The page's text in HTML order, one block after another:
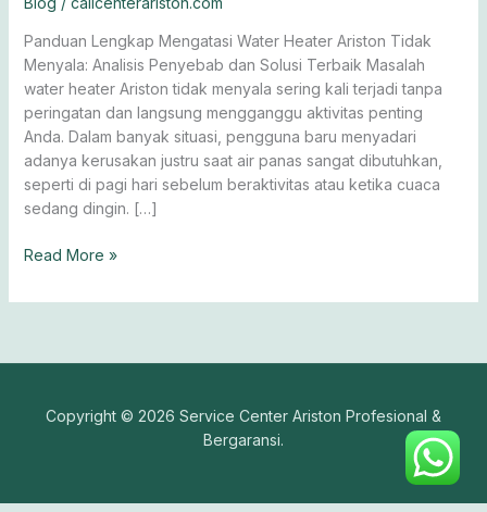
Panduan Lengkap Mengatasi Water Heater Ariston Tidak
Menyala: Analisis Penyebab dan Solusi Terbaik Masalah
water heater Ariston tidak menyala sering kali terjadi tanpa
peringatan dan langsung mengganggu aktivitas penting
Anda. Dalam banyak situasi, pengguna baru menyadari
adanya kerusakan justru saat air panas sangat dibutuhkan,
seperti di pagi hari sebelum beraktivitas atau ketika cuaca
sedang dingin. […]
Tidak
Menyala
Read More »
Copyright © 2026 Service Center Ariston Profesional &
Bergaransi.